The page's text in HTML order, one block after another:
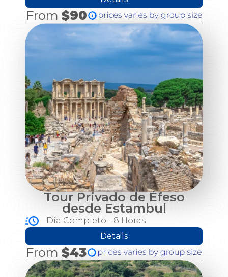
From $90
Tour Privado de Éfeso
desde Estambul
Día Completo - 8 Horas
Details
From $43